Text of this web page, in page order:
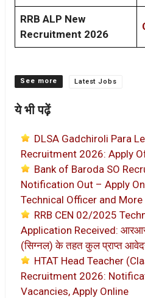
RRB ALP New
Recruitment 2026
Categories Latest Jobs
ये भी पढ़ें
DLSA Gadchiroli Para
Recruitment 2026: Apply
Bank of Baroda SO
Notification Out – Apply
Technical Officer and
RRB CEN 02/2025
Application Received:
(सिग्नल) के तहत कुल प्राप्त
HTAT Head Teacher
Recruitment 2026:
Vacancies, Apply Online